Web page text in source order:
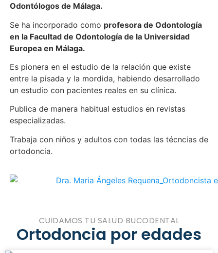
Odontólogos de Málaga.
Se ha incorporado como profesora de Odontología
en la Facultad de Odontología de la Universidad
Europea en Málaga.
Es pionera en el estudio de la relación que existe
entre la pisada y la mordida, habiendo desarrollado
un estudio con pacientes reales en su clínica.
Publica de manera habitual estudios en revistas
especializadas.
Trabaja con niños y adultos con todas las técncias de
ortodoncia.
CUIDAMOS TU SALUD BUCODENTAL
Ortodoncia por edades